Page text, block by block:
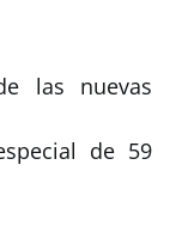
las nuevas
de 59